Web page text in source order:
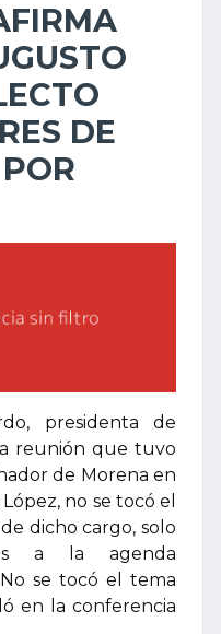
DE
presidenta de
reunión que tuvo
de Morena en
no se tocó el
dicho cargo, solo
a la agenda
se tocó el tema
en la conferencia